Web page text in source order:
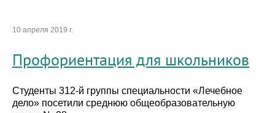
10 апреля 2019 г.
Профориентация для школьников
Студенты 312-й группы специальности «Лечебное
дело» посетили среднюю общеобразовательную